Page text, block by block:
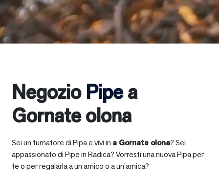
Negozio Pipea
Gornate olona
Sei un fumatore di Pipa e vivi in a Gornate olona? Sei
appassionato di Pipe in Radica? Vorresti una nuova Pipa per
te o per regalarla a un amico o a un’amica?